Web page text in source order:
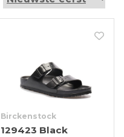
Birckenstock
129423 Black